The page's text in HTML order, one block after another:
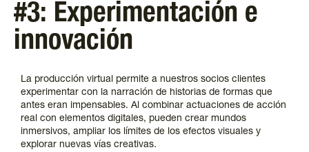
#3: Experimentación e
innovación
La producción virtual permite a nuestros socios clientes
experimentar con la narración de historias de formas que
antes eran impensables. Al combinar actuaciones de acción
real con elementos digitales, pueden crear mundos
inmersivos, ampliar los límites de los efectos visuales y
explorar nuevas vías creativas.